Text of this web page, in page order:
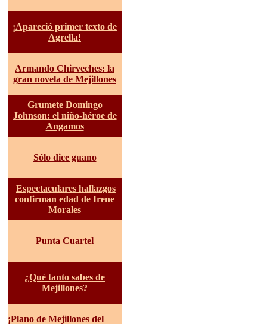
¡Apareció primer texto de
Agrella!
Armando Chirveches: la
gran novela de Mejillones
Grumete Domingo
Johnson: el niño-héroe de
Angamos
Sólo dice guano
Espectaculares hallazgos
confirman edad de Irene
Morales
Punta Cuartel
¿Qué tanto sabes de
Mejillones?
¡Plano de Mejillones del